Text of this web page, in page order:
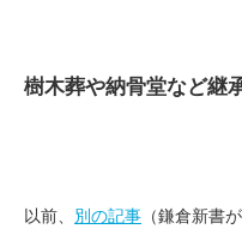
樹木葬や納骨堂など継
以前、 別の記事 （鎌倉新書